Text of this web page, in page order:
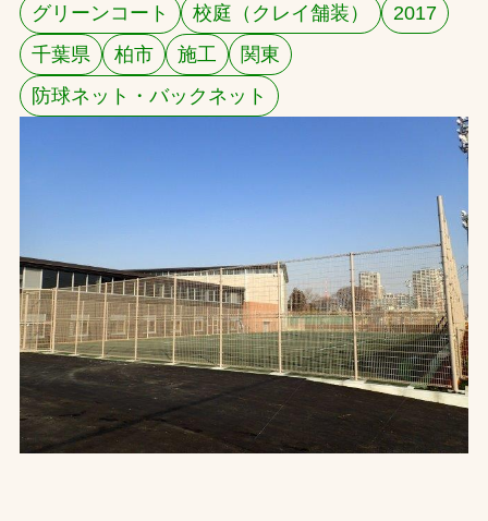
お問合せ
お取引先の皆様へ
文字の見えづらさや操作にお困りの方へ
グリーンコート
校庭（クレイ舗装）
2017
千葉県
柏市 施工
関東
防球ネット・バックネット